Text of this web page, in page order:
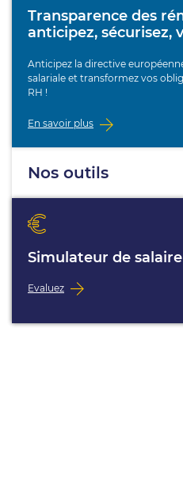
Transparence des
anticipez, sécurisez,
Anticipez la directive
salariale et transformez vos
RH !
En savoir plus
Nos outils
Simulateur de
Evaluez